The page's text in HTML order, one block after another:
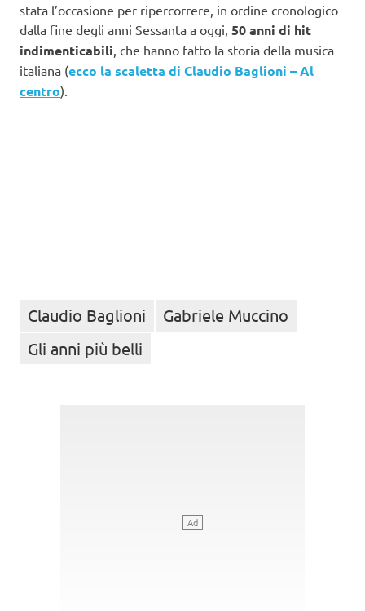
stata l’occasione per ripercorrere, in ordine cronologico
dalla fine degli anni Sessanta a oggi, 50 anni di hit
indimenticabili , che hanno fatto la storia della musica
italiana (ecco la scaletta di Claudio Baglioni – Al
centro).
Claudio Baglioni
Gabriele Muccino
Gli anni più belli